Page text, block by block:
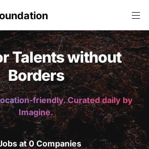
Talents without
Borders
friendly. Curated daily by
Imagine.
at 0 Companies